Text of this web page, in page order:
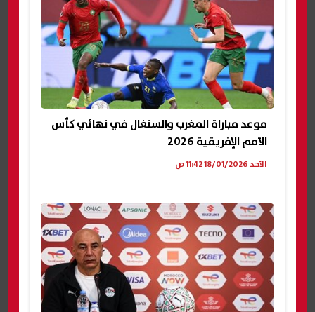
موعد مباراة المغرب والسنغال في نهائي كأس
الأمم الإفريقية 2026
الأحد 18/01/2026 11:42 ص